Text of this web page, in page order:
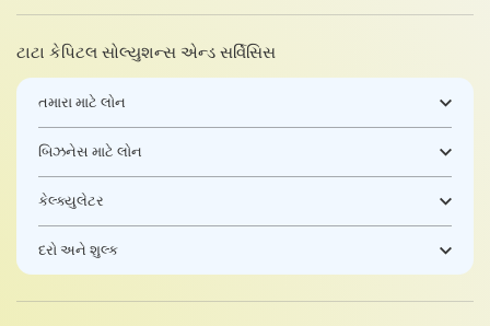
ટાટા કેપિટલ સોલ્યુશન્સ એન્ડ સર્વિસિસ
તમારા માટે લોન
બિઝનેસ માટે લોન
કેલ્ક્યુલેટર
દરો અને શુલ્ક